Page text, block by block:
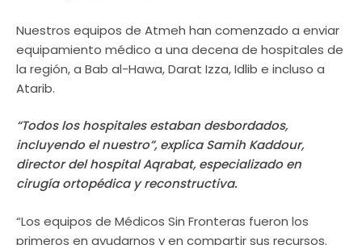
Nuestros equipos de Atmeh han comenzado a enviar
equipamiento médico a una decena de hospitales de
la región, a Bab al-Hawa, Darat Izza, Idlib e incluso a
Atarib.
“Todos los hospitales estaban desbordados,
incluyendo el nuestro”, explica Samih Kaddour,
director del hospital Aqrabat, especializado en
cirugía ortopédica y reconstructiva.
“Los equipos de Médicos Sin Fronteras fueron los
primeros en ayudarnos y en compartir sus recursos.